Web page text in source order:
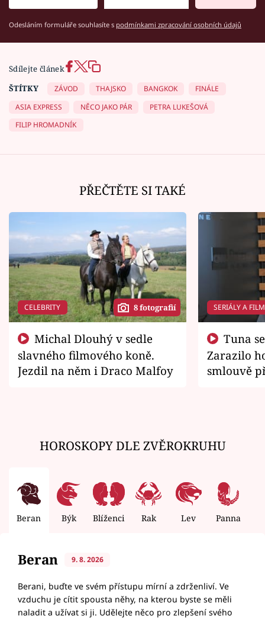
Odesláním formuláře souhlasíte s podmínkami zpracování osobních údajů
Sdílejte článek
ŠTÍTKY
ZÁVOD THAJSKO BANGKOK
FINÁLE
ASIA EXPRESS
NĚCO JAKO PÁR
PETRA LUKEŠOVÁ
FILIP HROMADNÍK
PŘEČTĚTE SI TAKÉ
CELEBRITY 8 fotografií
slavného filmového koně.
Jezdil na něm i Draco Malfoy
SERIÁLY A
Zarazilo
smlouvě
HOROSKOPY DLE ZVĚROKRUHU
Beran Býk Blíženci Rak Lev Panna
Beran 9. 8. 2026
Berani, buďte ve svém přístupu mírní a zdrženliví. Ve
vzduchu je cítit spousta něhy, na kterou byste se měli
naladit a užívat si ji. Udělejte něco pro zlepšení svého